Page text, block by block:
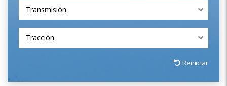
Transmisión
Tracción
Reiniciar